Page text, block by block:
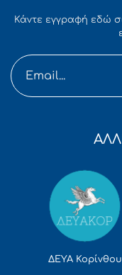
Κάντε εγγραφή εδώ
ΔΕΥΑ Κορίνθου